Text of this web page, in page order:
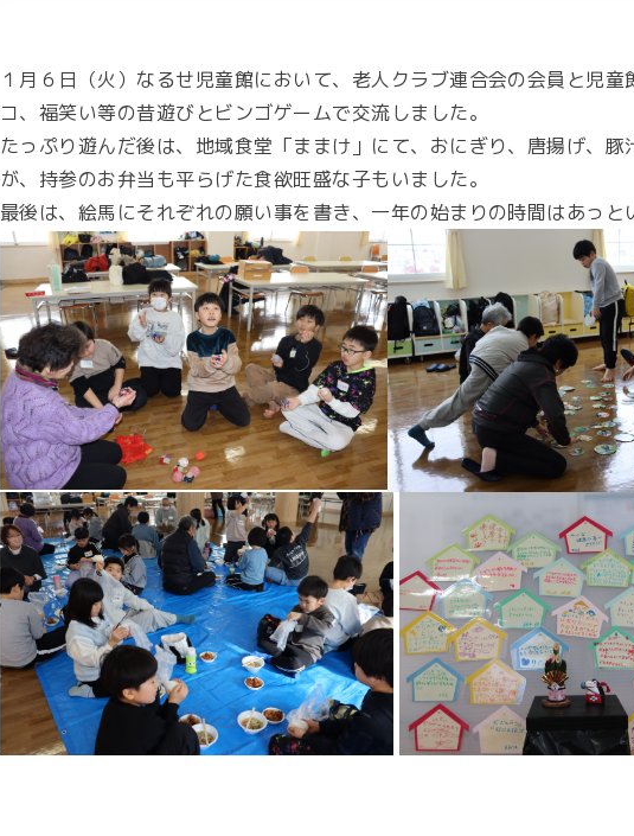
１月６日（火）なるせ児童館において、老人クラブ連合会の会員と児
コ、福笑い等の昔遊びとビンゴゲームで交流しました。
たっぷり遊んだ後は、地域食堂「ままけ」にて、おにぎり、唐揚げ、
が、持参のお弁当も平らげた食欲旺盛な子もいました。
最後は、絵馬にそれぞれの願い事を書き、一年の始まりの時間はあっと